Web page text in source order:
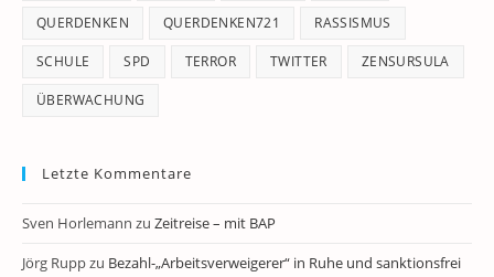
QUERDENKEN QUERDENKEN721 RASSISMUS
SCHULE SPD TERROR TWITTER ZENSURSULA
ÜBERWACHUNG
Letzte Kommentare
Sven Horlemann zu Zeitreise – mit BAP
Jörg Ruppzu Bezahl-„Arbeitsverweigerer“ in Ruhe und sanktionsfrei